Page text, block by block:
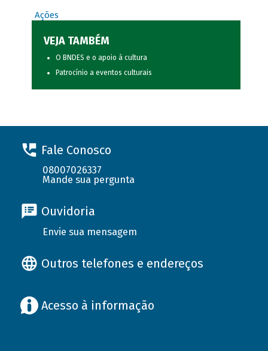
Ações
VEJA TAMBÉM
O BNDES e o apoio à cultura
Patrocínio a eventos culturais
Fale Conosco
08007026337
Mande sua pergunta
Ouvidoria
Envie sua mensagem
Outros telefones e endereços
Acesso à informação